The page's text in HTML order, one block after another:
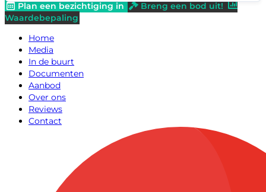
Plan een bezichtiging in
Breng een bod uit!
Waardebepaling
Home
Media
In de buurt
Documenten
Aanbod
Over ons
Reviews
Contact